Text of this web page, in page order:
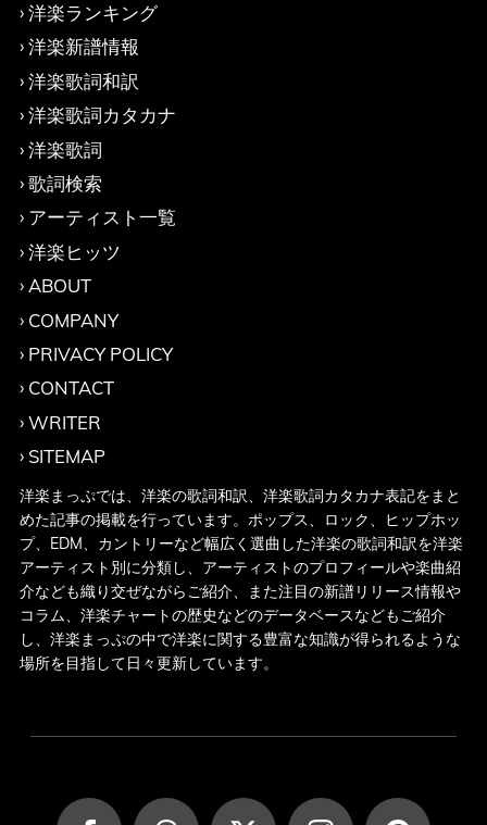
洋楽ランキング
洋楽新譜情報
洋楽歌詞和訳
洋楽歌詞カタカナ
洋楽歌詞
歌詞検索
アーティスト一覧
洋楽ヒッツ
ABOUT
COMPANY
PRIVACY POLICY
CONTACT
WRITER
SITEMAP
洋楽まっぷでは、洋楽の歌詞和訳、洋楽歌詞カタカナ表記をまと
めた記事の掲載を行っています。ポップス、ロック、ヒップホッ
プ、EDM、カントリーなど幅広く選曲した洋楽の歌詞和訳を洋楽
アーティスト別に分類し、アーティストのプロフィールや楽曲紹
介なども織り交ぜながらご紹介、また注目の新譜リリース情報や
コラム、洋楽チャートの歴史などのデータベースなどもご紹介
し、洋楽まっぷの中で洋楽に関する豊富な知識が得られるような
場所を目指して日々更新しています。